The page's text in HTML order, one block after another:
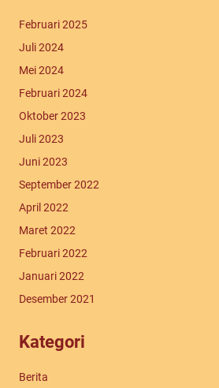
Februari 2025
Juli 2024
Mei 2024
Februari 2024
Oktober 2023
Juli 2023
Juni 2023
September 2022
April 2022
Maret 2022
Februari 2022
Januari 2022
Desember 2021
Kategori
Berita